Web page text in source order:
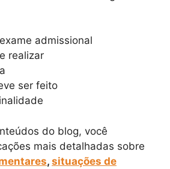
admissional
realizar
ser feito
do blog, você
mais detalhadas sobre
, situações de